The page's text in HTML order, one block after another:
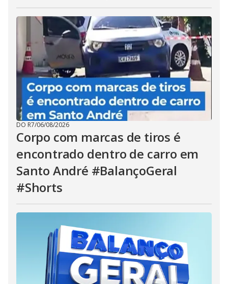
DO R7/06/08/2026
Corpo com marcas de tiros é
encontrado dentro de carro em
Santo André #BalançoGeral
#Shorts